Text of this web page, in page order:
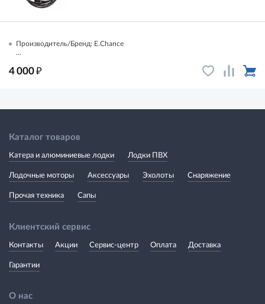
Производитель/Бренд: E.Chance
...
4 000₽
Каталог товаров
Катера и алюминиевые лодки Лодки ПВХ
Лодочные моторы Аксессуары Эхолоты Снаряжение
Прочая техника Сапы
Клиентский сервис
Контакты Акции Сервис-центр Оплата Доставка
Гарантии
О нас